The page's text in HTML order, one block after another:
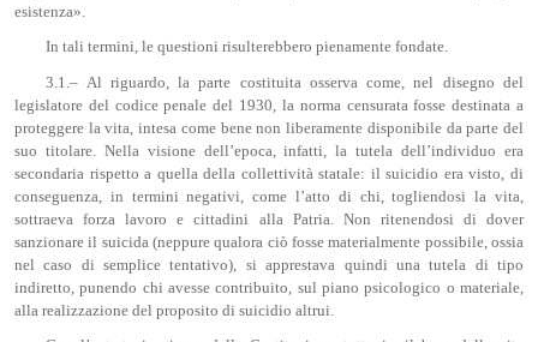
esistenza».
In tali termini, le questioni risulterebbero pienamente fondate.
3.1.– Al riguardo, la parte costituita osserva come, nel disegno del
legislatore del codice penale del 1930, la norma censurata fosse destinata a
proteggere la vita, intesa come bene non liberamente disponibile da parte del
suo titolare. Nella visione dell’epoca, infatti, la tutela dell’individuo era
secondaria rispetto a quella della collettività statale: il suicidio era visto, di
conseguenza, in termini negativi, come l’atto di chi, togliendosi la vita,
sottraeva forza lavoro e cittadini alla Patria. Non ritenendosi di dover
sanzionare il suicida (neppure qualora ciò fosse materialmente possibile, ossia
nel caso di semplice tentativo), si apprestava quindi una tutela di tipo
indiretto, punendo chi avesse contribuito, sul piano psicologico o materiale,
alla realizzazione del proposito di suicidio altrui.